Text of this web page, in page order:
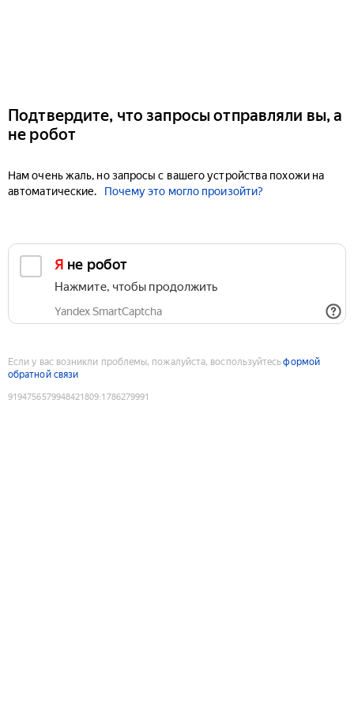
Подтвердите, что запросы отправляли вы, а
не робот
Нам очень жаль, но запросы с вашего устройства похожи на
автоматические.
Почему это могло произойти?
Я не робот
Нажмите, чтобы продолжить
Yandex SmartCaptcha
Если у вас возникли проблемы, пожалуйста, воспользуйтесьформой
обратной связи
9194756579948421809:1786279991